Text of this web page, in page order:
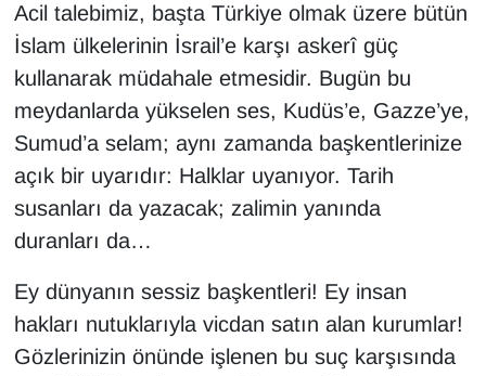
Acil talebimiz, başta Türkiye olmak üzere bütün
İslam ülkelerinin İsrail’e karşı askerî güç
kullanarak müdahale etmesidir. Bugün bu
meydanlarda yükselen ses, Kudüs’e, Gazze’ye,
Sumud’a selam; aynı zamanda başkentlerinize
açık bir uyarıdır: Halklar uyanıyor. Tarih
susanları da yazacak; zalimin yanında
duranları da…
Ey dünyanın sessiz başkentleri! Ey insan
hakları nutuklarıyla vicdan satın alan kurumlar!
Gözlerinizin önünde işlenen bu suç karşısında